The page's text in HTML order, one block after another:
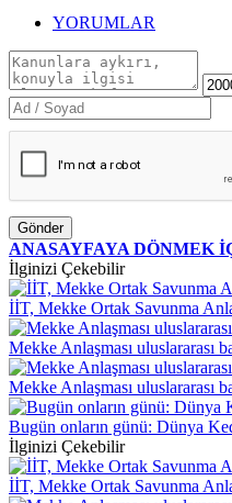
YORUMLAR
Gönder
ANASAYFAYA DÖNMEK
İlginizi Çekebilir
İİT, Mekke Ortak Savunma
Mekke Anlaşması uluslararası
Mekke Anlaşması uluslararası
Bugün onların günü: Dünya
İlginizi Çekebilir
İİT, Mekke Ortak Savunma